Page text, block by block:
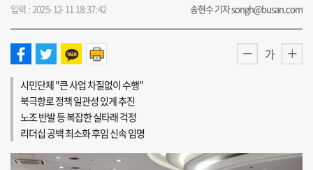
입력 : 2025-12-11 18:37:42 송현수 기자 songh@busan.com
가
시민단체 "큰 사업 차질없이 수행"
북극항로 정책 일관성 있게 추진
노조 반발 등 복잡한 실타래 걱정
리더십 공백 최소화 후임 신속 임명